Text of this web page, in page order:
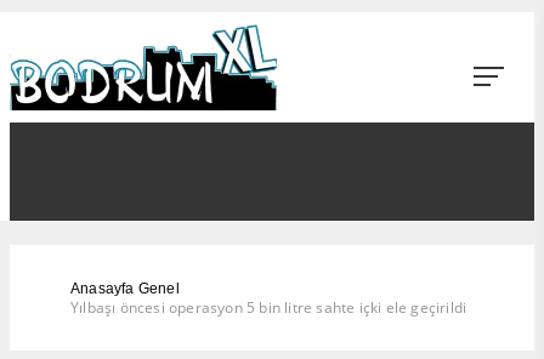
Anasayfa Genel
Yılbaşı öncesi operasyon 5 bin litre sahte içki ele geçirildi